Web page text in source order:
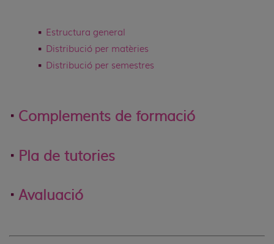
Estructura general
Distribució per matèries
Distribució per semestres
Complements de formació
Pla de tutories
Avaluació